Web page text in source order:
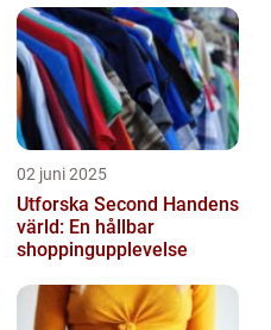
02 juni 2025
Utforska Second Handens
värld: En hållbar
shoppingupplevelse